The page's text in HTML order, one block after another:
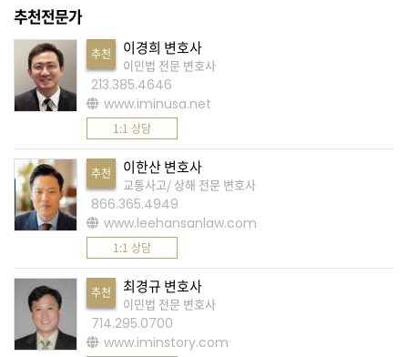
공
지
사
항
S
K
미
이
용
수
칙
추천전문가
추천 이경희 변호사
이민법 전문 변호사
213.385.4646
www.iminusa.net
1:1 상담
추천 이한산 변호사
교통사고/ 상해 전문 변호사
866.365.4949
www.leehansanlaw.com
1:1 상담
추천 최경규 변호사
이민법 전문 변호사
714.295.0700
www.iminstory.com